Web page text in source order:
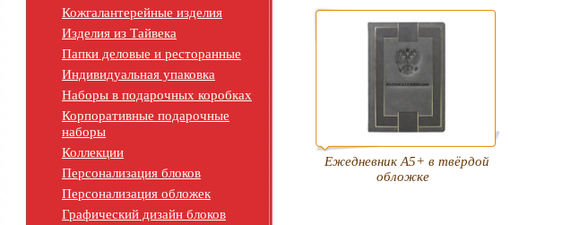
Кожгалантерейные изделия
Изделия из Тайвека
Папки деловые и ресторанные
Индивидуальная упаковка
Наборы в подарочных коробках
Корпоративные подарочные
наборы
Коллекции
Персонализация блоков
Персонализация обложек
Графический дизайн блоков
Ежедневник А5+ в твёрдой
обложке